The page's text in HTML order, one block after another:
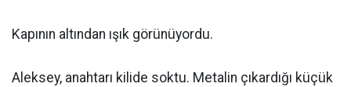
Kapının altından ışık görünüyordu.
Aleksey, anahtarı kilide soktu. Metalin çıkardığı küçük